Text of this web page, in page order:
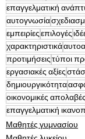
επαγγελματική
αυτογνωσία
εμπειρίες επιλογές
χαρακτηριστικά
προτιμήσεις τύποι
εργασιακές αξίες
δημιουργικότητα
οικονομικές απολαβές
επαγγελματική
Μαθητές γυμνασίου